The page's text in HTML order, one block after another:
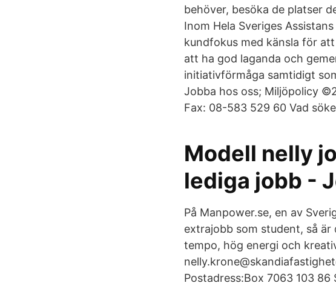
behöver, besöka de platser
Inom Hela Sveriges
kundfokus med känsla för
att ha god laganda och
initiativförmåga samtidigt
Jobba hos oss; Miljöpolicy
Fax: 08-583 529 60 Vad
Modell nelly
lediga jobb -
På Manpower.se, en av
extrajobb som student, så
tempo, hög energi och
Postadress:Box 7063 103